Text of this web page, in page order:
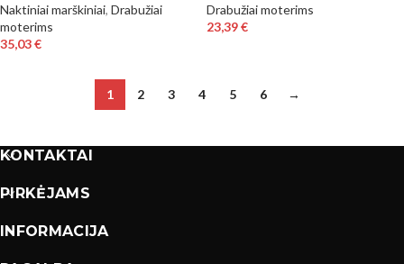
Naktiniai marškiniai, Drabužiai
moterims
35,03€
Drabužiai moterims
23,39€
1 2 3 4 5 6 →
KONTAKTAI
PIRKĖJAMS
INFORMACIJA